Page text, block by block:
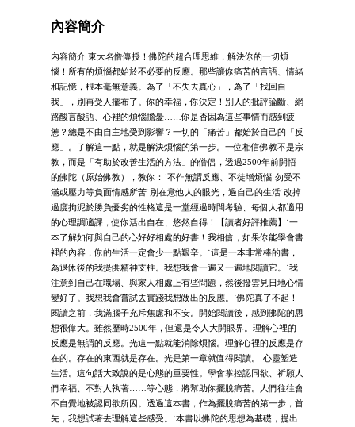
內容簡介
內容簡介 東大名僧傳授！佛陀的超合理思維，解決你的一切煩
惱！所有的煩惱都始於不必要的反應。那些讓你痛苦的言語、情緒
和記憶，根本毫無意義。為了「不失去真心」，為了「找回自
我」，別再受人擺布了。你的幸福，你決定！別人的批評論斷、網
路酸言酸語、心裡的煩惱擔憂……你是否因為這些事情而感到疲
憊？總是不由自主地受到影響？一切的「痛苦」都始於自己的「反
應」。了解這一點，就是解決煩惱的第一步。一位相信佛教不是宗
教，而是「有助於改善生活的方法」的僧侶，透過2500年前開悟
的佛陀（原始佛教），教你：˙不作無謂反應、不徒增煩惱˙勿受不
滿或壓力等負面情感所苦˙別在意他人的眼光，過自己的生活˙改掉
過度拘泥於勝負優劣的性格這是一堂經過時間考驗、每個人都適用
的心理調適課，使你活出自在、悠然自得！【讀者好評推薦】˙一
本了解如何與自己的心好好相處的好書！我相信，如果你能學會書
裡的內容，你的生活一定會少一點艱辛。˙這是一本非常棒的書，
為退休後的我提供精神支柱。我想我會一遍又一遍地閱讀它。˙我
注意到自己在職場、與家人相處上有些問題，然後撥雲見日地心情
變好了。我想我會嘗試去實踐我想做出的反應。˙佛陀真了不起！
閱讀之前，我滿腦子充斥焦慮和不安。開始閱讀後，感到佛陀的思
想很偉大。雖然歷時2500年，但還是令人大開眼界。理解心裡的
反應是無謂的反應。光這一點就能消除煩惱。理解心裡的反應是存
在的。存在的東西就是存在。光是第一章就值得閱讀。˙心靈塑造
生活。這句話大致說的是心態的重要性。學會掌控認同欲、祈願人
們幸福、不對人執著……等心態，將幫助你擺脫痛苦。人們往往會
不自覺地被認同欲所囚。透過這本書，作為擺脫痛苦的第一步，首
先，我想試著去理解這些感受。˙本書以佛陀的思想為基礎，提出